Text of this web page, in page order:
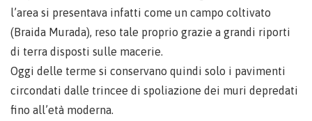
l’area si presentava infatti come un campo coltivato
(Braida Murada), reso tale proprio grazie a grandi riporti
di terra disposti sulle macerie.
Oggi delle terme si conservano quindi solo i pavimenti
circondati dalle trincee di spoliazione dei muri depredati
fino all’età moderna.